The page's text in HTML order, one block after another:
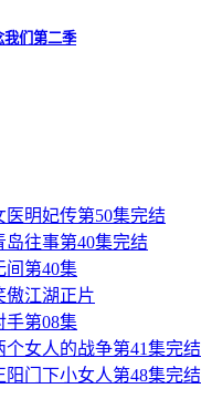
我们第二季
医明妃传第50集完结
岛往事第40集完结
间 第40集
傲江湖正片
手第08集
个女人的战争第41集完结
阳门下小女人第48集完结